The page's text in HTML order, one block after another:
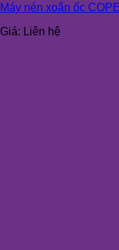
Máy nén xoắn ốc
Giá: Liên hệ